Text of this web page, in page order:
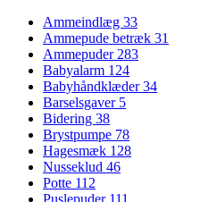
Ammeindlæg 33
Ammepude betræk 31
Ammepuder 283
Babyalarm 124
Babyhåndklæder34
Barselsgaver 5
Bidering 38
Brystpumpe 78
Hagesmæk 128
Nusseklud 46
Potte 112
Puslepuder 111